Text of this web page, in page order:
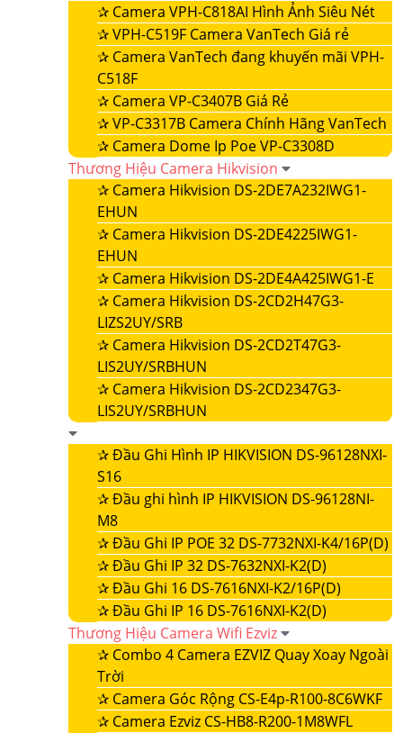
✰ Camera VPH-C818AI Hình Ảnh Siêu Nét
✰VPH-C519F Camera VanTech Giá rẻ
✰ Camera VanTech đang khuyến mãi VPH-
C518F
✰ Camera VP-C3407B Giá Rẻ
✰VP-C3317B Camera Chính Hãng VanTech
✰ Camera Dome Ip Poe VP-C3308D
Thương Hiệu Camera Hikvision
✰ Camera Hikvision DS-2DE7A232IWG1-
EHUN
✰ Camera Hikvision DS-2DE4225IWG1-
EHUN
✰ Camera Hikvision DS-2DE4A425IWG1-E
✰ Camera Hikvision DS-2CD2H47G3-
LIZS2UY/SRB
✰ Camera Hikvision DS-2CD2T47G3-
LIS2UY/SRBHUN
✰ Camera Hikvision DS-2CD2347G3-
LIS2UY/SRBHUN
✰Đầu Ghi Hình IP HIKVISION DS-96128NXI-
S16
✰Đầu ghi hình IP HIKVISION DS-96128NI-
M8
✰Đầu Ghi IP POE 32 DS-7732NXI-K4/16P(D)
✰Đầu Ghi IP 32 DS-7632NXI-K2(D)
✰Đầu Ghi 16 DS-7616NXI-K2/16P(D)
✰Đầu Ghi IP 16 DS-7616NXI-K2(D)
Thương Hiệu Camera Wifi Ezviz
✰ Combo 4 Camera EZVIZ Quay Xoay Ngoài
Trời
✰ Camera Góc Rộng CS-E4p-R100-8C6WKF
✰ Camera Ezviz CS-HB8-R200-1M8WFL